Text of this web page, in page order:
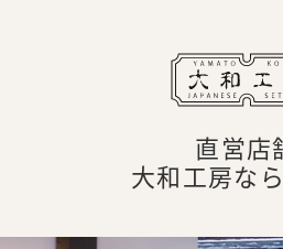
直営店
大和工房な